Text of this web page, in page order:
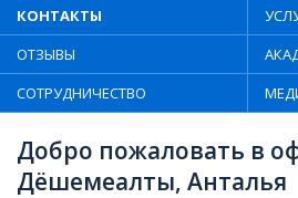
КОНТАКТЫ
ОТЗЫВЫ
СОТРУДНИЧЕСТВО
Добро пожаловать в
Дёшемеалты, Анталья